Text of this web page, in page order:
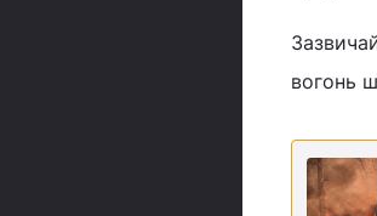
вогонь